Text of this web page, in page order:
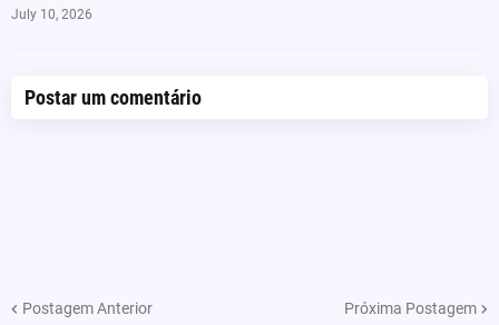
July 10, 2026
Postar um comentário
Postagem Anterior Próxima Postagem